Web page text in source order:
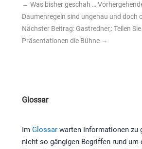
← Was bisher geschah …
Daumenregeln sind ungenau und doch
Nächster Beitrag: Gastredner,: Teilen
Präsentationen die Bühne→
Glossar
Im Glossarwarten Informationen zu
nicht so gängigen Begriffen rund